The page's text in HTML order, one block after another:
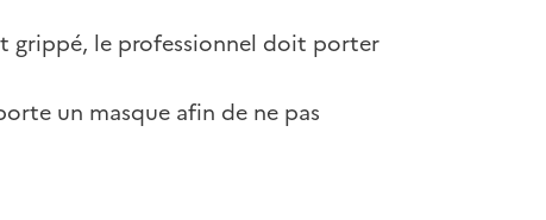
grippé, le professionnel doit porter
un masque afin de ne pas